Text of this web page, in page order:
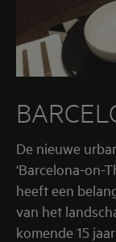
De nieuwe urbanisatie bij Barking Riverside, ook wel
‘Barcelona-on-
heeft een
van het
komende 15